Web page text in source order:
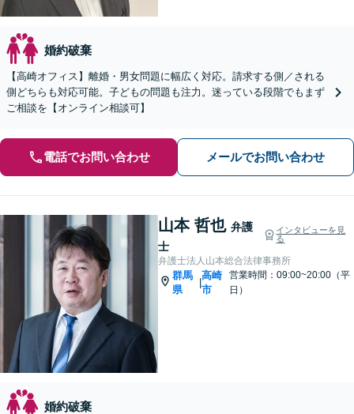
婚約破棄
【高崎オフィス】離婚・男女問題に幅広く対応。請求する側／される
側どちらも対応可能。子どもの問題も注力。迷っている段階でもまず
ご相談を【オンライン相談可】
電話でお問い合わせ メールでお問い合わせ
山本 哲也 弁護
士
インタビューを見
る
弁護士法人山本総合法律事務所
群馬
県
|
高崎
市
営業時間：09:00~20:00（平
日）
婚約破棄